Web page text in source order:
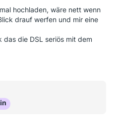
hochladen, wäre nett wenn
drauf werfen und mir eine
das die DSL seriös mit dem